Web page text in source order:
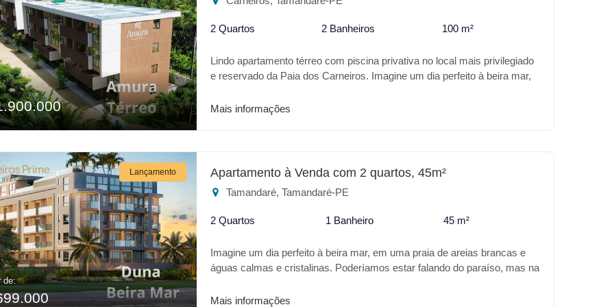
2 Quartos 2 Banheiros 100 m²
Lindo apartamento térreo com piscina privativa no local mais privilegiado
e reservado da Paia dos Carneiros. Imagine um dia perfeito à beira mar,
Poderíamos estar falando do paraíso, mas na realidade trata-se da Praia
Piscina adulto * Piscina infantil * Hidromassagem * Varanda Gourmet *
Espaço Gourmet * Churrasqueira * Gazebos * Playground * Campinho *
Lavanderia Para o seu lazer ou para investimento a Praia dos Carneiros
Mais informações
Lançamento
de:
Apartamento à Venda com 2 quartos, 45m²
Tamandaré, Tamandaré-PE
2 Quartos 1 Banheiro 45 m²
Imagine um dia perfeito à beira mar, em uma praia de areias brancas e
águas calmas e cristalinas. Poderíamos estar falando do paraíso, mas na
apresenta o que há de melhor no DUNA NEIRA MAR, além da sua
Mais informações